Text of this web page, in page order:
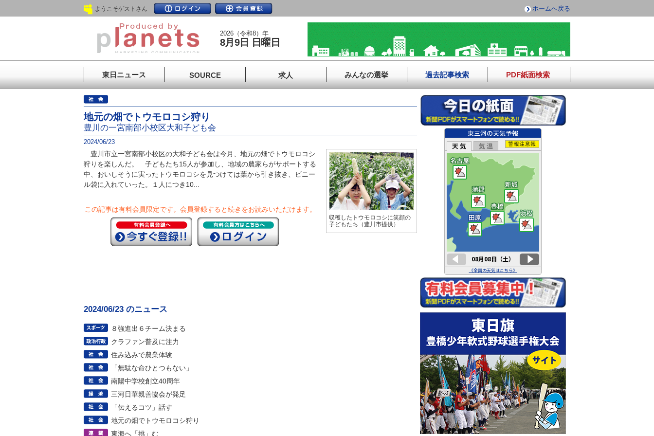
ようこそゲストさん ホームへ戻る
2026（令和8）年
8月9日 日曜日
東日ニュース SOURCE 求人 みんなの選挙 過去記事検索 PDF紙面検索
地元の畑でトウモロコシ狩り
豊川の一宮南部小校区大和子ども会
2024/06/23
豊川市立一宮南部小校区の大和子ども会は今月、地元の畑でトウモロコシ
狩りを楽しんだ。 子どもたち15人が参加し、地域の農家らがサポートする
中、おいしそうに実ったトウモロコシを見つけては葉から引き抜き、ビニー
ル袋に入れていった。１人につき10...
この記事は有料会員限定です。 会員登録すると続きをお読みいただけます。
2024/06/23 のニュース
８強進出６チーム決まる
クラファン普及に注力
住み込みで農業体験
「無駄な命ひとつもない」
南陽中学校創立40周年
三河日華親善協会が発足
「伝えるコツ」話す
地元の畑でトウモロコシ狩り
東海へ「挑」む
収穫したトウモロコシに笑顔の
子どもたち（豊川市提供）